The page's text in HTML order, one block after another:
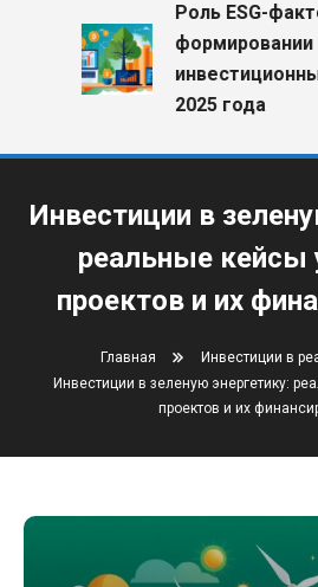
Роль ESG-
формировании
2025 года
Инвестиции в
реальные кейсы
проектов и их
Главная
Инвестиции в
Инвестиции в зеленую энергетику:
проектов и их